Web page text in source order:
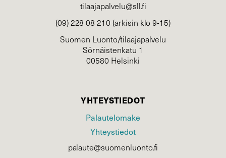
tilaajapalvelu@sll.fi
(09) 228 08 210 (arkisin klo 9-15)
Suomen Luonto/tilaajapalvelu
Sörnäistenkatu 1
00580 Helsinki
YHTEYSTIEDOT
Palautelomake
Yhteystiedot
palaute@suomenluonto.fi